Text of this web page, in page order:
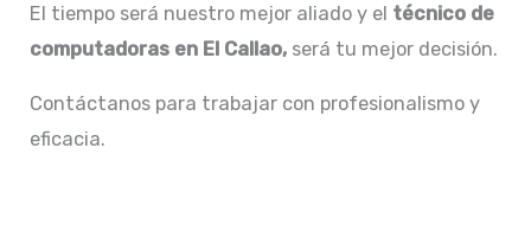
El tiempo será nuestro mejor aliado y el técnico de
computadoras en El Callao, será tu mejor decisión.
Contáctanos para trabajar con profesionalismo y
eficacia.